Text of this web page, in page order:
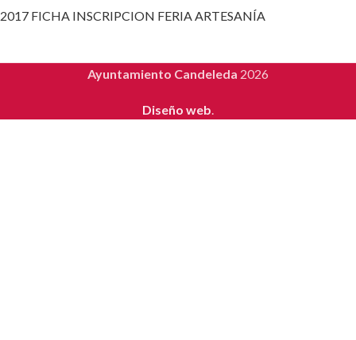
2017 FICHA INSCRIPCION FERIA ARTESANÍA
Ayuntamiento Candeleda 2026
Diseño web.